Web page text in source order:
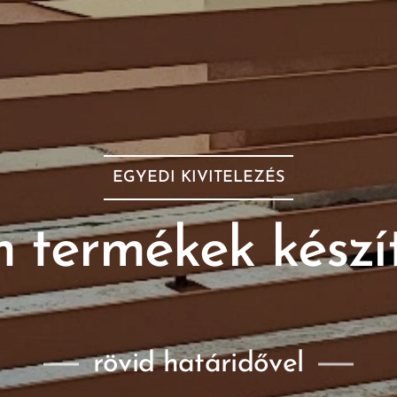
EGYEDI KIVITELEZÉS
termékek
rövid határidővel